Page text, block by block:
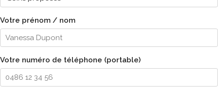
Votre prénom / nom
Votre numéro de téléphone (portable)